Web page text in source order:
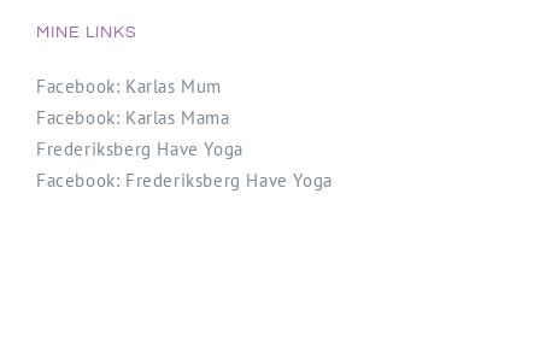
MINE LINKS
Facebook: Karlas Mum
Facebook: Karlas Mama
Frederiksberg Have Yoga
Facebook: Frederiksberg Have Yoga